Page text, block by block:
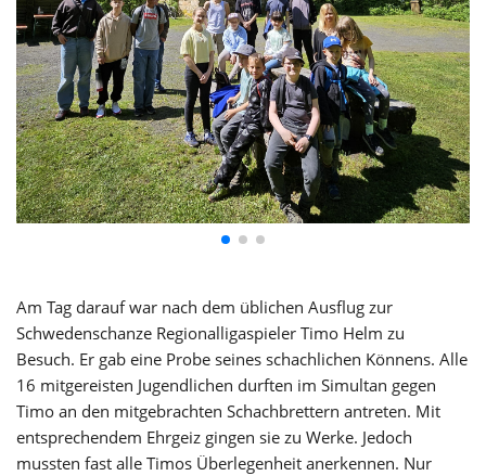
Am Tag darauf war nach dem üblichen Ausflug zur
Schwedenschanze Regionalligaspieler Timo Helm zu
Besuch. Er gab eine Probe seines schachlichen Könnens. Alle
16 mitgereisten Jugendlichen durften im Simultan gegen
Timo an den mitgebrachten Schachbrettern antreten. Mit
entsprechendem Ehrgeiz gingen sie zu Werke. Jedoch
mussten fast alle Timos Überlegenheit anerkennen. Nur